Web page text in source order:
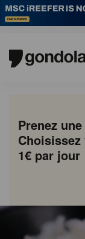
Prenez
1€ par jour
Gondola
Gondola